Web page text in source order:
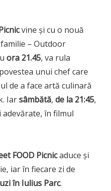
vine și cu o nouă
– Outdoor
ora 21.45, va rula
unui chef care
de a face artă culinară
Iarsâmbătă, de la 21:45,
în filmul
FOOD Picnicaduce și
iar în fiecare zi de
în Iulius Parc.